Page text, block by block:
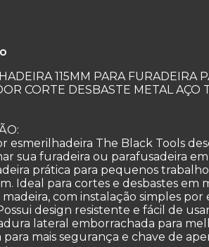
115MM PARA FURADEIRA
CORTE DESBASTE METAL AÇO
esmerilhadeira The Black Tools
sua furadeira ou parafusadeira
prática para pequenos
Ideal para cortes e desbastes em
madeira, com instalação simples
design resistente e fácil de
lateral emborrachada para
mais segurança e chave de